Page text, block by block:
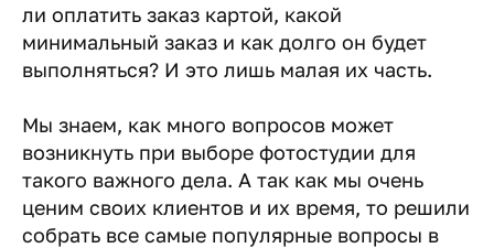
ли оплатить заказ картой, какой
минимальный заказ и как долго он будет
выполняться? И это лишь малая их часть.
Мы знаем, как много вопросов может
возникнуть при выборе фотостудии для
такого важного дела. А так как мы очень
ценим своих клиентов и их время, то решили
собрать все самые популярные вопросы в